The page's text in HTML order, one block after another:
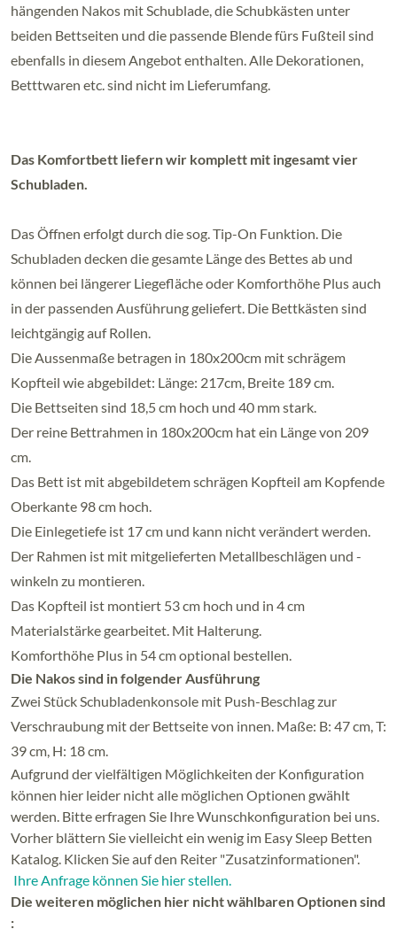
hängenden Nakos mit Schublade, die Schubkästen unter
beiden Bettseiten und die passende Blende fürs Fußteil sind
ebenfalls in diesem Angebot enthalten. Alle Dekorationen,
Betttwaren etc. sind nicht im Lieferumfang.
Das Komfortbett liefern wir komplett mit ingesamt vier
Schubladen.
Das Öffnen erfolgt durch die sog. Tip-On Funktion. Die
Schubladen decken die gesamte Länge des Bettes ab und
können bei längerer Liegefläche oder Komforthöhe Plus auch
in der passenden Ausführung geliefert. Die Bettkästen sind
leichtgängig auf Rollen.
Die Aussenmaße betragen in 180x200cm mit schrägem
Kopfteil wie abgebildet: Länge: 217cm, Breite 189 cm.
Die Bettseiten sind 18,5 cm hoch und 40 mm stark.
Der reine Bettrahmen in 180x200cm hat ein Länge von 209
cm.
Das Bett ist mit abgebildetem schrägen Kopfteil am Kopfende
Oberkante 98 cm hoch.
Die Einlegetiefe ist 17 cm und kann nicht verändert werden.
Der Rahmen ist mit mitgelieferten Metallbeschlägen und -
winkeln zu montieren.
Das Kopfteil ist montiert 53 cm hoch und in 4 cm
Materialstärke gearbeitet. Mit Halterung.
Komforthöhe Plus in 54 cm optional bestellen.
Die Nakos sind in folgender Ausführung
Zwei Stück Schubladenkonsole mit Push-Beschlag zur
Verschraubung mit der Bettseite von innen. Maße: B: 47 cm, T:
39 cm, H: 18 cm.
Aufgrund der vielfältigen Möglichkeiten der Konfiguration
können hier leider nicht alle möglichen Optionen gwählt
werden. Bitte erfragen Sie Ihre Wunschkonfiguration bei uns.
Vorher blättern Sie vielleicht ein wenig im Easy Sleep Betten
Katalog. Klicken Sie auf den Reiter "Zusatzinformationen".
Ihre Anfrage können Sie hier stellen.
Die weiteren möglichen hier nicht wählbaren Optionen sind
: